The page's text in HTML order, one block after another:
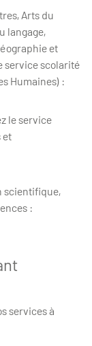
Arts du
langage,
et
service scolarité
Humaines) :
le service
et
scientifique,
:
services à